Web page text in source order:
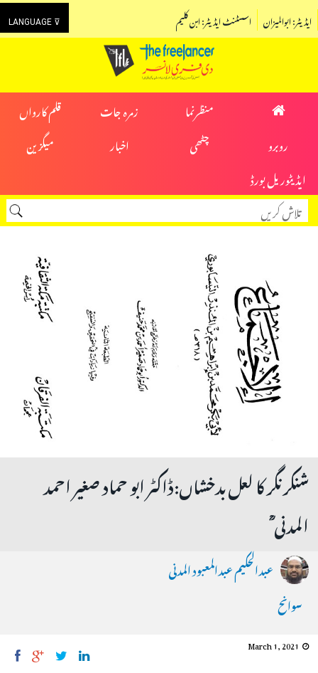
LANGUAGE ⊽ اسسٹنٹ ایڈیٹر: ابن کلیم ایڈیٹر: ابوالمیزان
منظرنما زمرہ جات
قلم کارواں
روبرو
چٹھی اخبار
میگزین
ایڈیٹوریل بورڈ
شنکر نگر کا لعل بدخشاں:ڈاکٹر ابو حماد صغير احمد
المدنی ؒ
عبدالحکیم عبدالمعبود المدنی
سوانح
March 1, 2021